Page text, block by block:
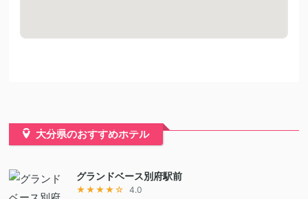
大分県のおすすめホテル
グランドベース別府駅前
★★★★☆
4.0